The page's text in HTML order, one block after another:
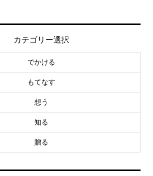
カテゴリー選択
でかける
もてなす
想う
知る
贈る